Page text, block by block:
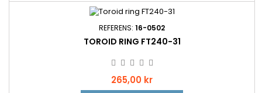
REFERENS: 16-0502
TOROID RING FT240-31
Pris
265,00 kr